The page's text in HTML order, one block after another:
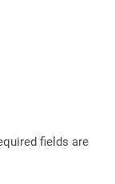
fields are